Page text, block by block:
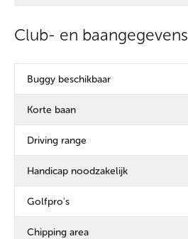
Club- en baangegevens
Buggy beschikbaar
Korte baan
Driving range
Handicap noodzakelijk
Golfpro's
Chipping area